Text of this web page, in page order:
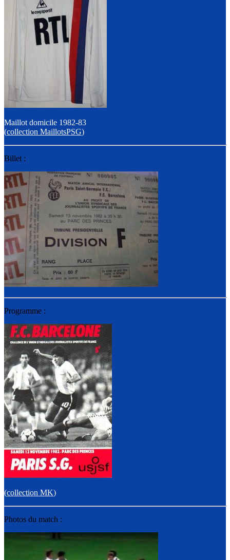
Maillot domicile 1982-83
(collection MaillotsPSG)
Billet :
Programme :
(collection MK)
Photos du match :